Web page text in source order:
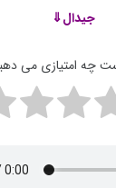
جیدال⇓
چه امتیازی می